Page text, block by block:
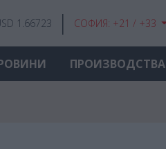
1.66723 СОФИЯ: +21 / +33
ПРОИЗВОДСТВА